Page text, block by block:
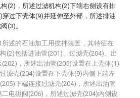
(2)，所述过滤机构(2)下端右侧设有排
过下壳体(9)并延伸至外部，所述排油
(3)。
所述的石油加工用搅拌装置，其特征在
(2)包括进油管(201)、过滤壳(204)、出
，所述出油管(205)设置在上壳体(1)
滤壳(204)设置在下壳体(9)内侧下端左
下端连接过滤壳(204)，所述出油管
二电磁阀(206)，所述过滤壳(204)内侧设